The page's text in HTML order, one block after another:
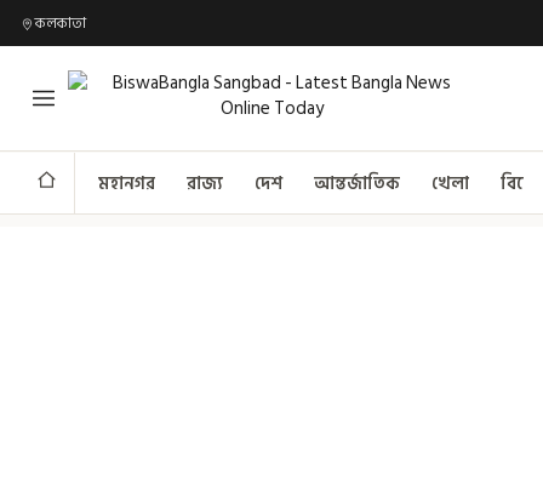
কলকাতা
মহানগর রাজ্য দেশ আন্তর্জাতিক খেলা